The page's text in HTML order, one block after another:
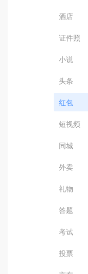
酒店
证件照
小说
头条
红包
短视频
同城
外卖
礼物
答题
考试
投票